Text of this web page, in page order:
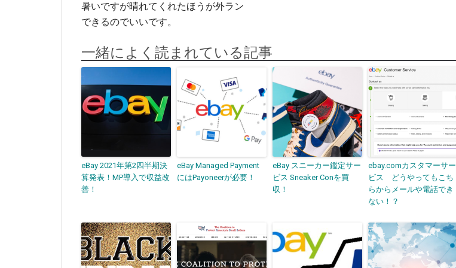
暑いですが晴れてくれたほうが外ラン
できるのでいいです。
一緒によく読まれている記事
eBay 2021年第2四半期決
算発表！MP導入で収益改
善！
eBay Managed Payment
にはPayoneerが必要！
eBay スニーカー鑑定サー
ビス Sneaker Conを買
収！
ebay.comカスタマーサー
ビス どうやってもこち
らからメールや電話でき
ない！？